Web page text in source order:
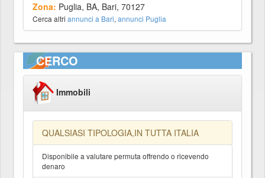
Zona: Puglia, BA, Bari, 70127
Cerca altri annunci a Bari, annunci Puglia
CERCO
Immobili
QUALSIASI TIPOLOGIA,IN TUTTA ITALIA
Disponibile a valutare permuta offrendo o ricevendo
denaro